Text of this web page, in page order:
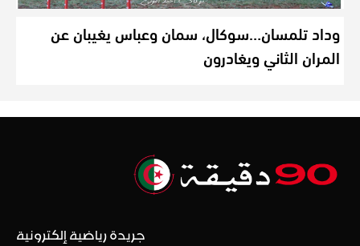
وداد تلمسان…سوكال، سمان وعباس يغيبان عن
المران الثاني ويغادرون
جريدة رياضية إلكترونية